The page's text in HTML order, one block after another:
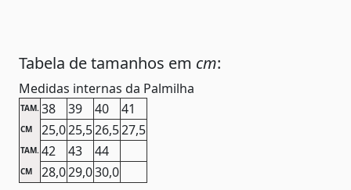
Tabela de tamanhos em cm:
Medidas internas da Palmilha
TAM. 38 39 40 41
CM 25,025,526,527,5
TAM. 42 43 44
CM 28,029,030,0